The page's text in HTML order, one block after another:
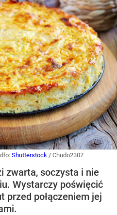
Shutterstock / Chudo2307
zwarta, soczysta i nie
Wystarczy poświęcić
przed połączeniem jej